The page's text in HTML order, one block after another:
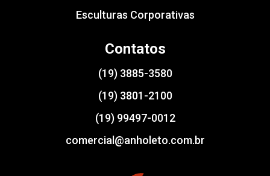
Esculturas Corporativas
Contatos
(19) 3885-3580
(19) 3801-2100
(19) 99497-0012
comercial@anholeto.com.br